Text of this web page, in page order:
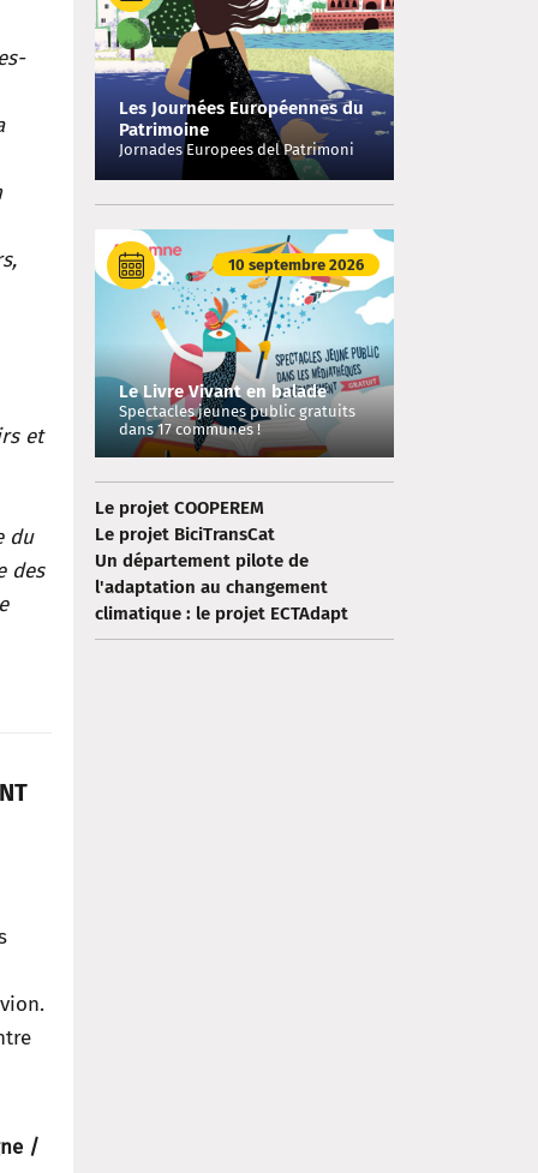
et
du
des
/
Les Journées Européennes du
Patrimoine
Jornades Europees del Patrimoni
10 septembre 2026
Le Livre Vivant en balade
Spectacles jeunes public gratuits
dans 17 communes !
Le projet COOPEREM
Le projet BiciTransCat
Un département pilote de
l'adaptation au changement
climatique : le projet ECTAdapt